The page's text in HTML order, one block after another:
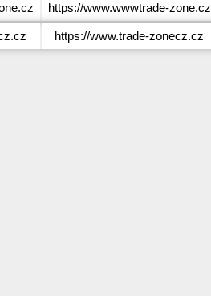
https://www.wwwtrade-zone.cz
https://www.trade-zonecz.cz